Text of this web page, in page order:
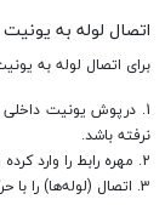
اتصال لوله به
برای اتصال لوله به
1. درپوش یونیت
نرفته باشد.
2. مهره رابط را وارد کرده و آن را به لبه لوله بکشید.
3. اتصال (لوله‌ها) را با حرکت دو آچار مناسب در دو جهت مخالف انجام دهید.